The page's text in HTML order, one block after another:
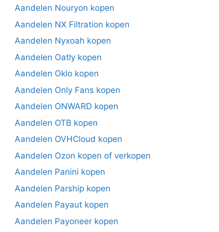
Aandelen Nouryon kopen
Aandelen NX Filtration kopen
Aandelen Nyxoah kopen
Aandelen Oatly kopen
Aandelen Oklo kopen
Aandelen Only Fans kopen
Aandelen ONWARD kopen
Aandelen OTB kopen
Aandelen OVHCloud kopen
Aandelen Ozon kopen of verkopen
Aandelen Panini kopen
Aandelen Parship kopen
Aandelen Payaut kopen
Aandelen Payoneer kopen